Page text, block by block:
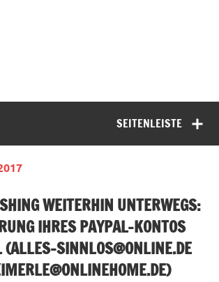
SEITENLEISTE
WEITERHIN UNTERWEGS:
IHRES PAYPAL-KONTOS
(ALLES-SINNLOS@ONLINE.DE
)